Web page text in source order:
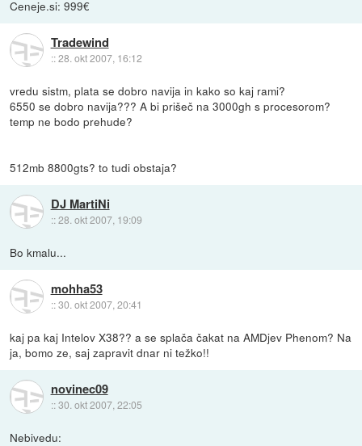
Ceneje.si: 999€
Tradewind
::28. okt 2007, 16:12
vredu sistm, plata se dobro navija in kako so kaj rami?
6550 se dobro navija??? A bi prišeč na 3000gh s procesorom?
temp ne bodo prehude?
512mb 8800gts? to tudi obstaja?
DJ MartiNi
::28. okt 2007, 19:09
Bo kmalu...
mohha53
::30. okt 2007, 20:41
kaj pa kaj Intelov X38?? a se splača čakat na AMDjev Phenom? Na
ja, bomo ze, saj zapravit dnar ni težko!!
novinec09
::30. okt 2007, 22:05
Nebivedu: